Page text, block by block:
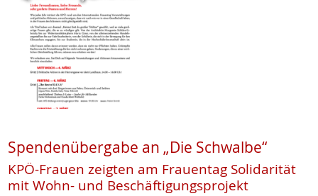
Spendenübergabe an „Die Schwalbe“
KPÖ-Frauen zeigten am Frauentag Solidarität
mit Wohn- und Beschäftigungsprojekt